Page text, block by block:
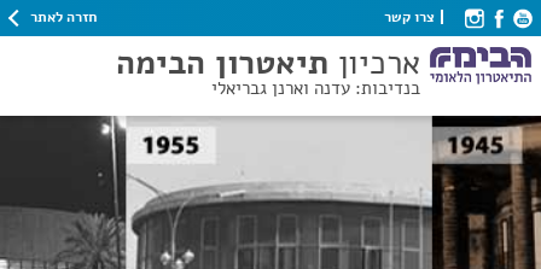
צרו קשר חזרה לאתר
ארכיון תיאטרון הבימה
בנדיבות: עדנה וארנן גבריאלי